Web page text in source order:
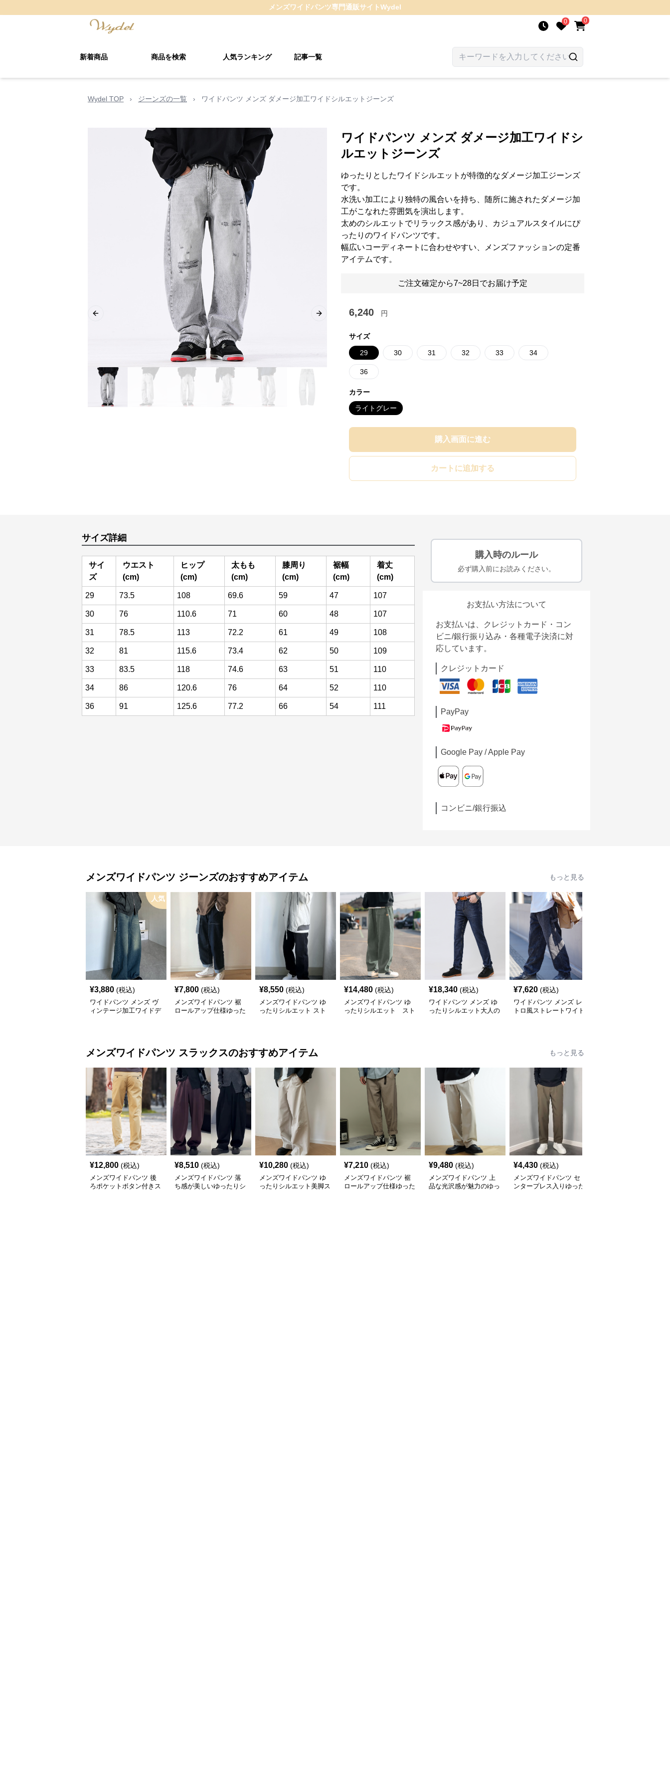
メンズワイドパンツ専門通販サイトWydel
0 0
新着商品 商品を検索 人気ランキング 記事一覧
Wydel TOP › ジーンズの一覧 › ワイドパンツ メンズ ダメージ加工ワイドシルエットジーンズ
Previous slide Next slide
ワイドパンツ メンズ ダメージ加工ワイドシ
ルエットジーンズ
ゆったりとしたワイドシルエットが特徴的なダメージ加工ジーンズ
です。
水洗い加工により独特の風合いを持ち、随所に施されたダメージ加
工がこなれた雰囲気を演出します。
太めのシルエットでリラックス感があり、カジュアルスタイルにぴ
ったりのワイドパンツです。
幅広いコーディネートに合わせやすい、メンズファッションの定番
アイテムです。
ご注文確定から7~28日でお届け予定
6,240 円
サイズ
29 30 31 32 33 34
36
カラー
ライトグレー
購入画面に進む
カートに追加する
サイズ詳細
サイ
ズ
ウエスト
(cm)
ヒップ
(cm)
太もも
(cm)
膝周り
(cm)
裾幅
(cm)
着丈
(cm)
29 73.5 108 69.6 59 47 107
30 76 110.6 71 60 48 107
31 78.5 113 72.2 61 49 108
32 81 115.6 73.4 62 50 109
33 83.5 118 74.6 63 51 110
34 86 120.6 76 64 52 110
36 91 125.6 77.2 66 54 111
購入時のルール
必ず購入前にお読みください。
お支払い方法について
お支払いは、クレジットカード・コン
ビニ/銀行振り込み・各種電子決済に対
応しています。
クレジットカード
PayPay
Google Pay / Apple Pay
コンビニ/銀行振込
メンズワイドパンツ ジーンズのおすすめアイテム もっと見る
人気
¥3,880 (税込)
ワイドパンツ メンズ ヴ
ィンテージ加工ワイドデ
¥7,800 (税込)
メンズワイドパンツ 裾
ロールアップ仕様ゆった
¥8,550 (税込)
メンズワイドパンツ ゆ
ったりシルエット スト
¥14,480 (税込)
メンズワイドパンツ ゆ
ったりシルエット スト
¥18,340 (税込)
ワイドパンツ メンズ ゆ
ったりシルエット大人の
¥7,620 (税込)
ワイドパンツ メンズ レ
トロ風ストレートワイド
メンズワイドパンツ スラックスのおすすめアイテム もっと見る
¥12,800 (税込)
メンズワイドパンツ 後
ろポケットボタン付きス
¥8,510 (税込)
メンズワイドパンツ 落
ち感が美しいゆったりシ
¥10,280 (税込)
メンズワイドパンツ ゆ
ったりシルエット美脚ス
¥7,210 (税込)
メンズワイドパンツ 裾
ロールアップ仕様ゆった
¥9,480 (税込)
メンズワイドパンツ 上
品な光沢感が魅力のゆっ
¥4,430 (税込)
メンズワイドパンツ セ
ンタープレス入りゆった